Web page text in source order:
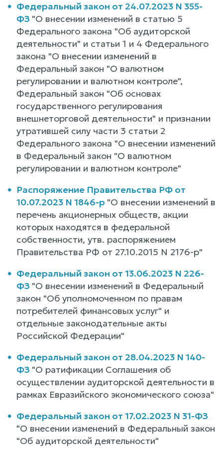
Федеральный закон от 24.07.2023 N 355-
ФЗ "О внесении изменений в статью 5
Федерального закона "Об аудиторской
деятельности" и статьи 1 и 4 Федерального
закона "О внесении изменений в
Федеральный закон "О валютном
регулировании и валютном контроле",
Федеральный закон "Об основах
государственного регулирования
внешнеторговой деятельности" и признании
утратившей силу части 3 статьи 2
Федерального закона "О внесении изменений
в Федеральный закон "О валютном
регулировании и валютном контроле"
Распоряжение Правительства РФ от
10.07.2023 N 1846-р "О внесении изменений в
перечень акционерных обществ, акции
которых находятся в федеральной
собственности, утв. распоряжением
Правительства РФ от 27.10.2015 N 2176-р"
Федеральный закон от 13.06.2023 N 226-
ФЗ "О внесении изменений в Федеральный
закон "Об уполномоченном по правам
потребителей финансовых услуг" и
отдельные законодательные акты
Российской Федерации"
Федеральный закон от 28.04.2023 N 140-
ФЗ "О ратификации Соглашения об
осуществлении аудиторской деятельности в
рамках Евразийского экономического союза"
Федеральный закон от 17.02.2023 N 31-ФЗ
"О внесении изменений в Федеральный закон
"Об аудиторской деятельности"